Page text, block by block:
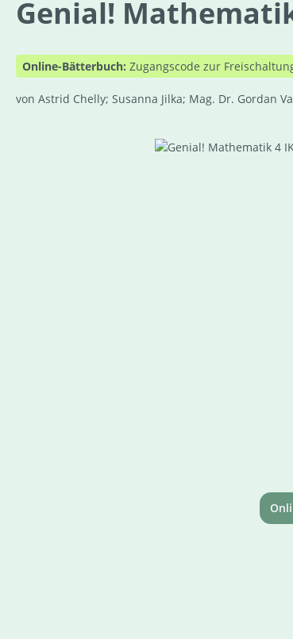
Genial!
Online-Bätterbuch: Zugangscode zur
von Astrid Chelly; Susanna Jilka; Mag. Dr. Gordan
Bildergalerie überspringen